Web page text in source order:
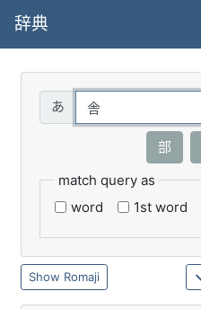
辞典
部
match query as
word
1st word
Romaji